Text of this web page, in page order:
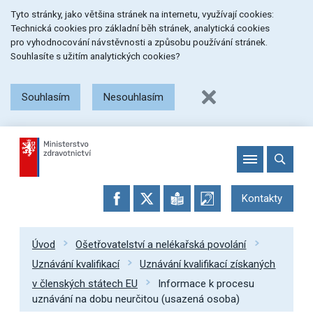
na
menu
na
obsah
na
patičku
stránky
Tyto stránky, jako většina stránek na internetu, využívají cookies:
Technická cookies pro základní běh stránek, analytická cookies
pro vyhodnocování návstěvnosti a způsobu používání stránek.
Souhlasíte s užitím analytických cookies?
Souhlasím Nesouhlasím
Kontakty
Úvod
Ošetřovatelství a nelékařská povolání
Uznávání kvalifikací
Uznávání kvalifikací získaných
v členských státech EU
Informace k procesu
uznávání na dobu neurčitou (usazená osoba)